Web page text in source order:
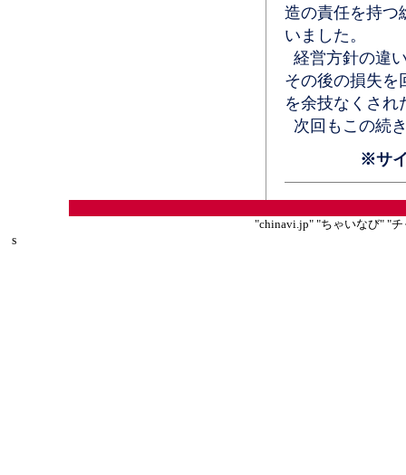
造の責任を持つ
いました。
経営方針の違
その後の損失を
を余技なくされ
次回もこの続
※サ
"chinavi.jp" "ちゃいなび" "
s